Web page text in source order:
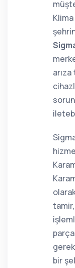
Klima
bir